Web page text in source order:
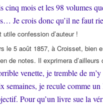
cinq mois et les 98 volumes
Je crois donc qu’il ne faut
utile confession d’auteur !
le 5 août 1857, à Croisset, bien
de notes. Il exprimera
venette, je tremble de
je recule comme un
Pour qu’un livre sue la